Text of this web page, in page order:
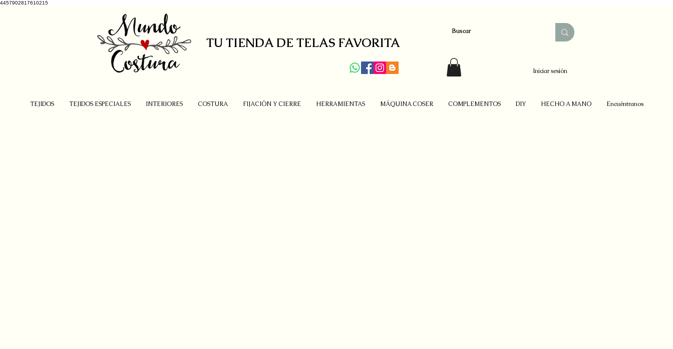
4457902817610215
TU TIENDA DE TELAS FAVORITA
Iniciar sesión
TEJIDOS TEJIDOS ESPECIALES INTERIORES COSTURA FIJACIÓN Y CIERRE HERRAMIENTAS MÁQUINA COSER COMPLEMENTOS DIY HECHO A MANO Encuéntranos